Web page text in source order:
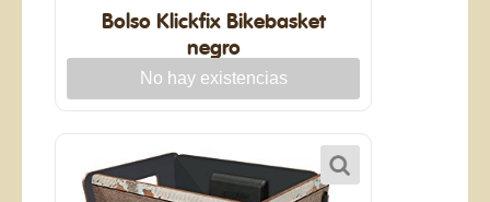
Bolso Klickfix Bikebasket
negro